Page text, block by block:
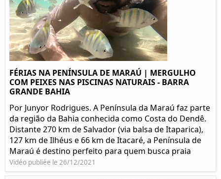
FÉRIAS NA PENÍNSULA DE MARAÚ | MERGULHO
COM PEIXES NAS PISCINAS NATURAIS - BARRA
GRANDE BAHIA
Por Junyor Rodrigues. A Península da Maraú faz parte
da região da Bahia conhecida como Costa do Dendê.
Distante 270 km de Salvador (via balsa de Itaparica),
127 km de Ilhéus e 66 km de Itacaré, a Península de
Maraú é destino perfeito para quem busca praia
Vidéo publiée le 26/12/2021